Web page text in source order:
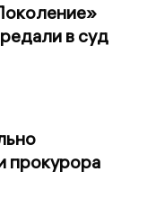
в суд
прокурора